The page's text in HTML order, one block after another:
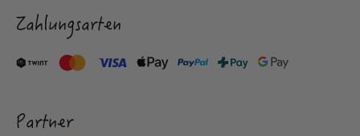
Zahlungsarten
Partner